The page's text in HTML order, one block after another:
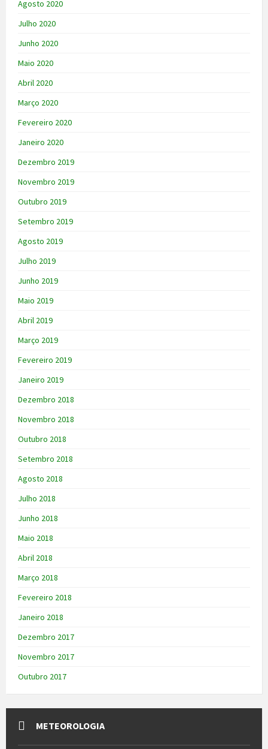
Agosto 2020
Julho 2020
Junho 2020
Maio 2020
Abril 2020
Março 2020
Fevereiro 2020
Janeiro 2020
Dezembro 2019
Novembro 2019
Outubro 2019
Setembro 2019
Agosto 2019
Julho 2019
Junho 2019
Maio 2019
Abril 2019
Março 2019
Fevereiro 2019
Janeiro 2019
Dezembro 2018
Novembro 2018
Outubro 2018
Setembro 2018
Agosto 2018
Julho 2018
Junho 2018
Maio 2018
Abril 2018
Março 2018
Fevereiro 2018
Janeiro 2018
Dezembro 2017
Novembro 2017
Outubro 2017
METEOROLOGIA